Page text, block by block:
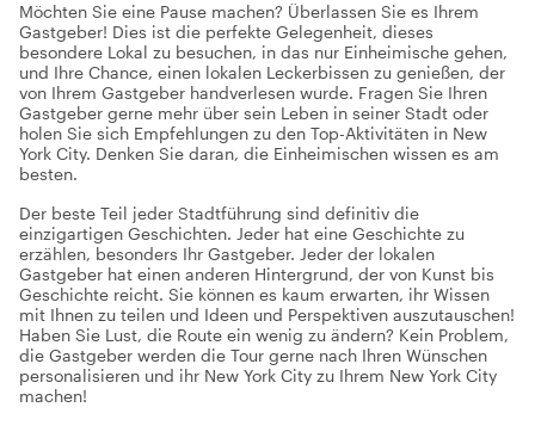
Möchten Sie eine Pause machen? Überlassen Sie es Ihrem
Gastgeber! Dies ist die perfekte Gelegenheit, dieses
besondere Lokal zu besuchen, in das nur Einheimische gehen,
und Ihre Chance, einen lokalen Leckerbissen zu genießen, der
von Ihrem Gastgeber handverlesen wurde. Fragen Sie Ihren
Gastgeber gerne mehr über sein Leben in seiner Stadt oder
holen Sie sich Empfehlungen zu den Top-Aktivitäten in New
York City. Denken Sie daran, die Einheimischen wissen es am
besten.
Der beste Teil jeder Stadtführung sind definitiv die
einzigartigen Geschichten. Jeder hat eine Geschichte zu
erzählen, besonders Ihr Gastgeber. Jeder der lokalen
Gastgeber hat einen anderen Hintergrund, der von Kunst bis
Geschichte reicht. Sie können es kaum erwarten, ihr Wissen
mit Ihnen zu teilen und Ideen und Perspektiven auszutauschen!
Haben Sie Lust, die Route ein wenig zu ändern? Kein Problem,
die Gastgeber werden die Tour gerne nach Ihren Wünschen
personalisieren und ihr New York City zu Ihrem New York City
machen!